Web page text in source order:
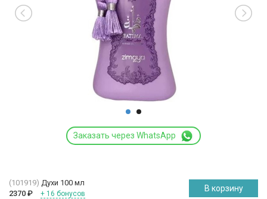
Заказать через WhatsApp
(101919) Духи 100 мл
2370 ₽ + 16 бонусов
В корзину